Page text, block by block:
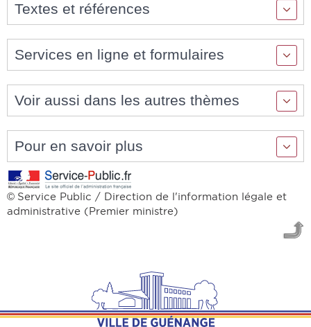
Textes et références
Services en ligne et formulaires
Voir aussi dans les autres thèmes
Pour en savoir plus
© Service Public / Direction de l'information légale et
administrative (Premier ministre)